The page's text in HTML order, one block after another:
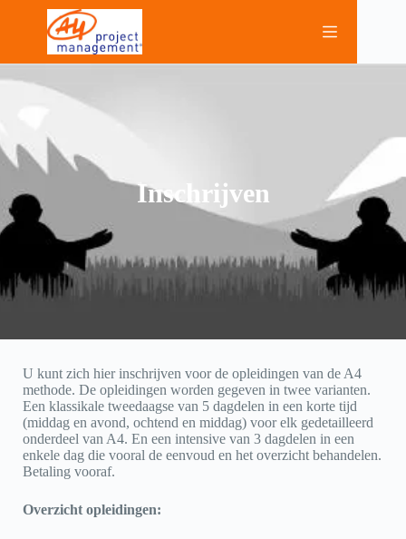
Inschrijven
U kunt zich hier inschrijven voor de opleidingen van de A4
methode. De opleidingen worden gegeven in twee varianten.
Een klassikale tweedaagse van 5 dagdelen in een korte tijd
(middag en avond, ochtend en middag) voor elk gedetailleerd
onderdeel van A4. En een intensive van 3 dagdelen in een
enkele dag die vooral de eenvoud en het overzicht behandelen.
Betaling vooraf.
Overzicht opleidingen: